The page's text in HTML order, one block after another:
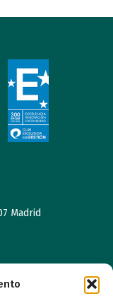
Madrid